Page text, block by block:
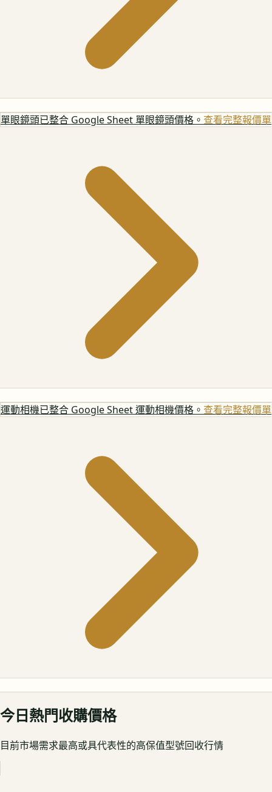
單眼鏡頭已整合 Google Sheet 單眼鏡頭價格。 查看完整報價單
運動相機已整合 Google Sheet 運動相機價格。 查看完整報價單
今日熱門收購價格
目前市場需求最高或具代表性的高保值型號回收行情